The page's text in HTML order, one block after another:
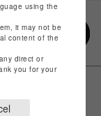
using the
it may not be
content of the
direct or
you for your